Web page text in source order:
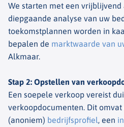
We starten met een vrijblijvend
diepgaande analyse van uw
toekomstplannen worden in
bepalen de marktwaarde van
Alkmaar.
Stap 2: Opstellen van
Een soepele verkoop vereist
verkoopdocumenten. Dit
(anoniem) bedrijfsprofiel, een